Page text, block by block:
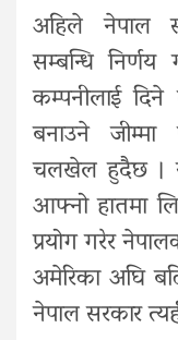
अहिले नेपाल
सम्बन्धि
कम्पनीलाई दिने
बनाउने
चलखेल हुदैछ ।
आफ्नो हातमा
प्रयोग गरेर
अमेरिका अघि
नेपाल सरकार